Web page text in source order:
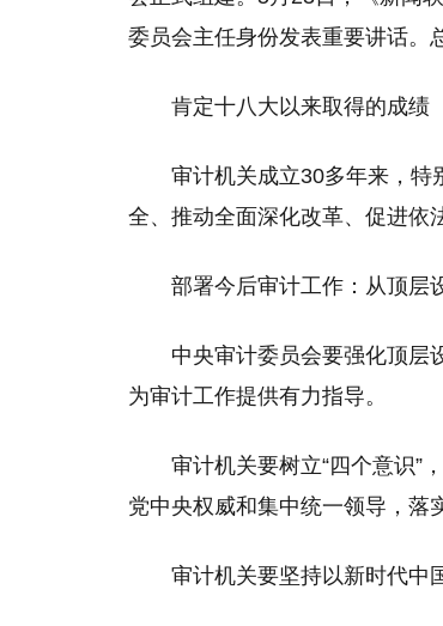
委员会主任身份发表重要讲话。
肯定十八大以来取得的成绩
审计机关成立30多年来，特
全、推动全面深化改革、促进依
部署今后审计工作：从顶层
中央审计委员会要强化顶层
为审计工作提供有力指导。
审计机关要树立“四个意识”
党中央权威和集中统一领导，落
审计机关要坚持以新时代中